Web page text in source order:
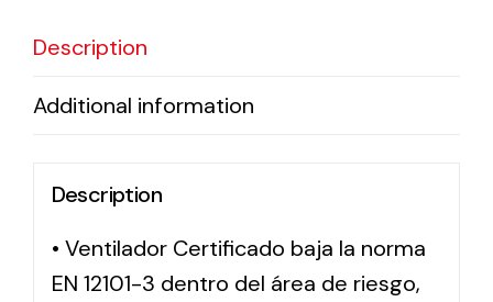
Description
Additional information
Description
• Ventilador Certificado baja la norma
EN 12101-3 dentro del área de riesgo,